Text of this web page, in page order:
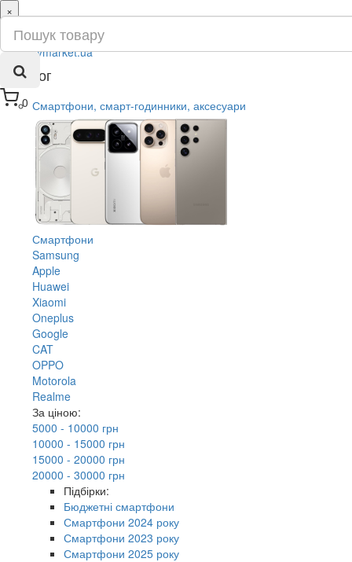
0
×
ru
ua
Каталог
Смартфони, смарт-годинники, аксесуари
Смартфони
Samsung
Apple
Huawei
Xiaomi
Oneplus
Google
CAT
OPPO
Motorola
Realme
За ціною:
5000 - 10000 грн
10000 - 15000 грн
15000 - 20000 грн
20000 - 30000 грн
Підбірки:
Бюджетні смартфони
Смартфони 2024 року
Смартфони 2023 року
Смартфони 2025 року